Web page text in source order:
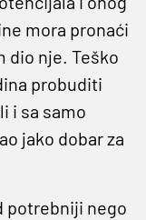
mora pronaći
dio nje. Teško
probuditi
i sa samo
jako dobar za
potrebniji nego